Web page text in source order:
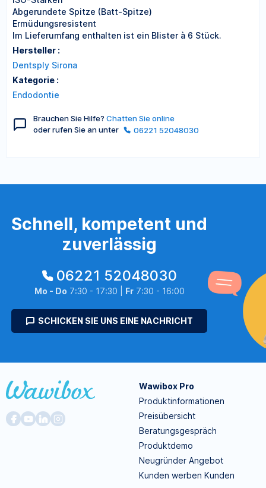
Abgerundete Spitze (Batt-Spitze)
Ermüdungsresistent
Im Lieferumfang enthalten ist ein Blister à 6 Stück.
Hersteller :
Dentsply Sirona
Kategorie :
Endodontie
Brauchen Sie Hilfe? Chatten Sie online
oder rufen Sie an unter
06221 52048030
Schnell, kompetent und
zuverlässig
06221 52048030
Mo - Do 7:30 - 17:30 | Fr7:30 - 16:00
SCHICKEN SIE UNS EINE NACHRICHT
Wawibox Pro
Produktinformationen
Preisübersicht
Beratungsgespräch
Produktdemo
Neugründer Angebot
Kunden werben Kunden